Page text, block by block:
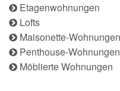
Etagenwohnungen
Lofts
Maisonette-Wohnungen
Penthouse-Wohnungen
Möblierte Wohnungen